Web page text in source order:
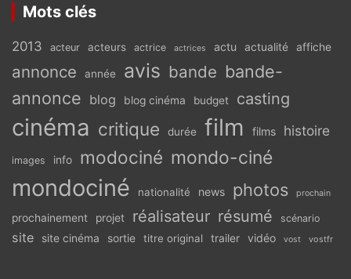
Mots clés
2013 acteur acteurs actrice actrices actu actualité affiche
annonce année avis bande bande-
annonce blog blog cinéma budget casting
cinéma critique durée film films histoire
images info modociné mondo-ciné
mondociné nationalité news photos prochain
prochainement projet réalisateur résumé scénario
site site cinéma sortie titre original trailer vidéo vost vostfr